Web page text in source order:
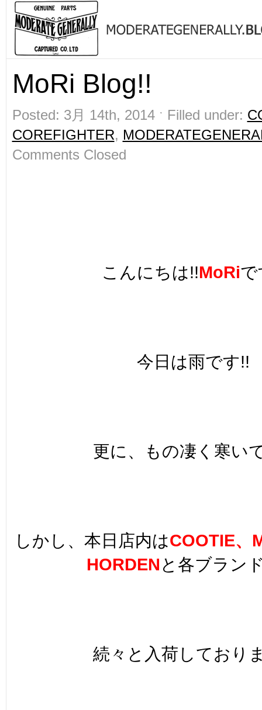
MoRi Blog!!
Posted: 3月 14th, 2014 ˑ Filled under:
COREFIGHTER,
Comments Closed
こんにちは!!MoRiで
今日は雨です!!
更に、もの凄く寒い
しかし、本日店内はCOOTIE、
HORDEN と各ブラン
続々と入荷しており